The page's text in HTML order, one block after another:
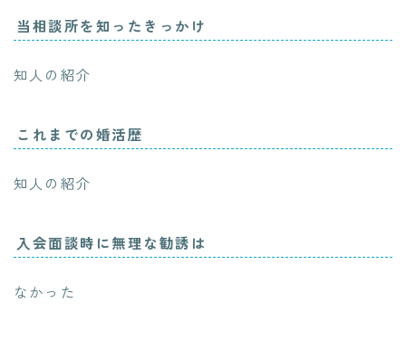
当相談所を知ったきっかけ
知人の紹介
これまでの婚活歴
知人の紹介
入会面談時に無理な勧誘は
なかった